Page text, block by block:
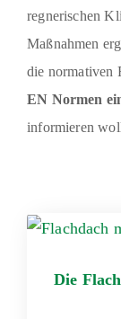
regnerischen
Maßnahmen
die normativen
EN Normen
informieren
Die